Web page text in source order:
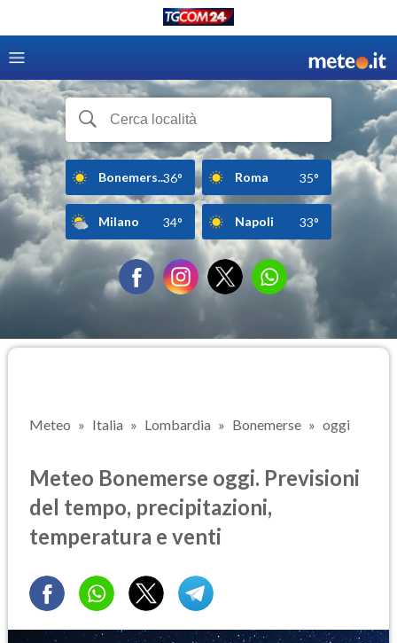
Bonemers...36° Roma 35°
Milano 34° Napoli 33°
Meteo Italia Lombardia Bonemerse oggi
Meteo Bonemerse oggi. Previsioni
del tempo, precipitazioni,
temperatura e venti